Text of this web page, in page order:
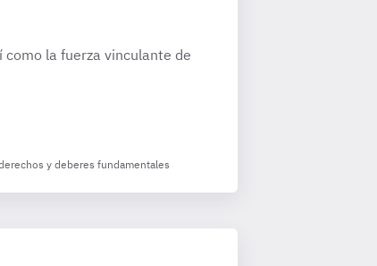
la fuerza vinculante de
y deberes fundamentales